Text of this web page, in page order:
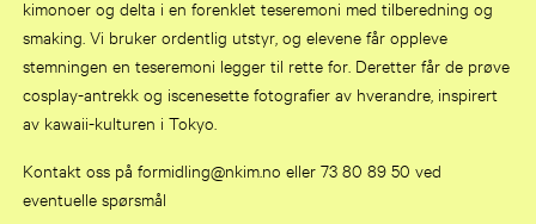
kimonoer og delta i en forenklet teseremoni med tilberedning og
smaking. Vi bruker ordentlig utstyr, og elevene får oppleve
stemningen en teseremoni legger til rette for. Deretter får de prøve
cosplay-antrekk og iscenesette fotografier av hverandre, inspirert
av kawaii-kulturen i Tokyo.
Kontakt oss på formidling@nkim.no eller 73 80 89 50 ved
eventuelle spørsmål